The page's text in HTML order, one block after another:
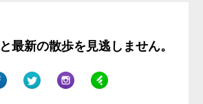
最新の散歩を見逃しません。